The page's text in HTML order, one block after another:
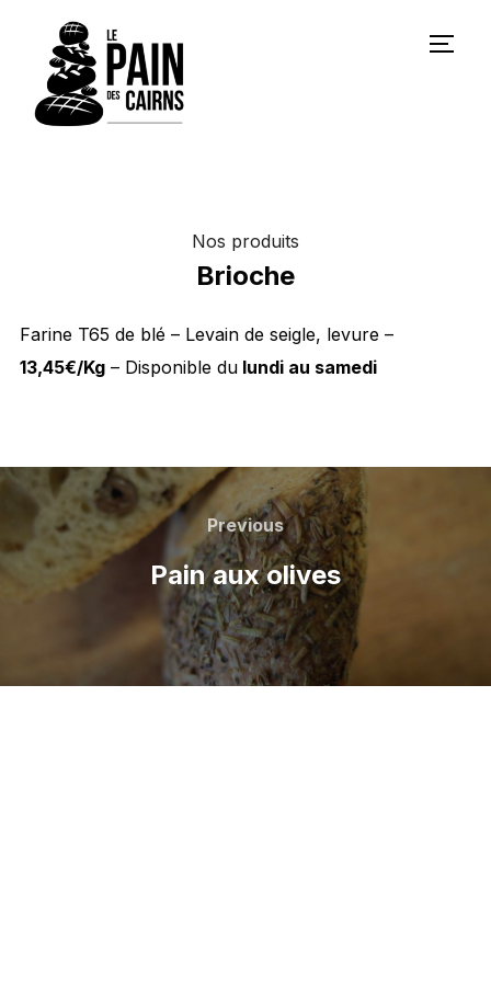
Nos produits
Brioche
Farine T65 de blé – Levain de seigle, levure –
13,45€/Kg– Disponible dulundi au samedi
Previous
Pain aux olives